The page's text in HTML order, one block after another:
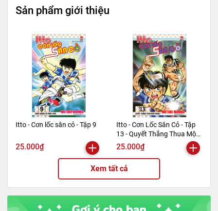
Trọng lượng
350gr
Hình thức
Bìa mềm
Sản phẩm giới thiệu
Itto - Cơn lốc sân cỏ - Tập 9
25.000₫
Itto - Cơn Lốc Sân Cỏ - Tập
13 - Quyết Thắng Thua Một
Phen!! (Tái Bản 2024)
25.000₫
Xem tất cả